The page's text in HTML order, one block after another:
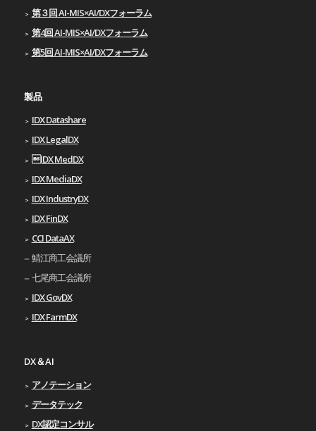
第３回 AI-MIS×AI/DXフォーラム
第4回 AI-MIS×AI/DXフォーラム
第5回 AI-MIS×AI/DXフォーラム
製品
IDX Datashare
IDX LegalDX
IDX MedDX
IDX MediaDX
IDX IndustryDX
IDX FinDX
CCI DataAX
鯖江商工会議所
七尾商工会議所
IDX GovDX
IDX FarmDX
DX＆AI
アノテーション
データテック
DX認定コンサル